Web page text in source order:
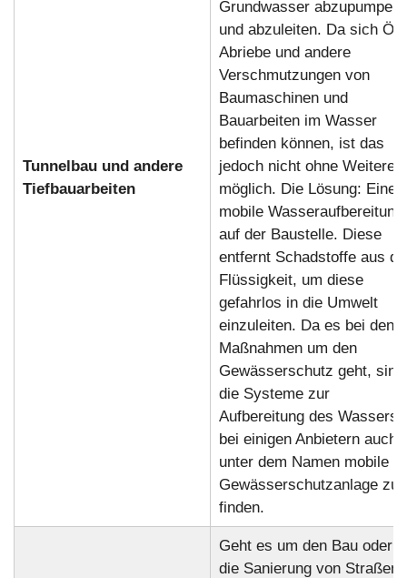
Tunnelbau und andere
Tiefbauarbeiten
Grundwasser abzupumpen
und abzuleiten. Da sich
Abriebe und andere
Verschmutzungen von
Baumaschinen und
Bauarbeiten im Wasser
befinden können, ist das
jedoch nicht ohne Weiteres
möglich. Die Lösung: Eine
mobile Wasseraufbereitung
auf der Baustelle. Diese
entfernt Schadstoffe aus
Flüssigkeit, um diese
gefahrlos in die Umwelt
einzuleiten. Da es bei den
Maßnahmen um den
Gewässerschutz geht, sind
die Systeme zur
Aufbereitung des Wassers
bei einigen Anbietern auch
unter dem Namen mobile
Gewässerschutzanlage zu
finden.
Geht es um den Bau oder
die Sanierung von Straßen,